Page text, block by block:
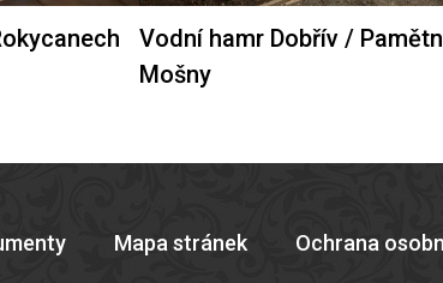
Vodní hamr Dobřív /
Mošny
Mapa stránek Ochrana